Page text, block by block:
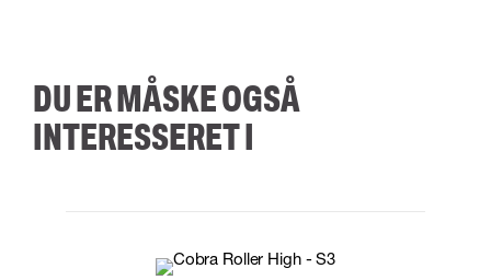
DU ER MÅSKE OGSÅ
INTERESSERET I
38